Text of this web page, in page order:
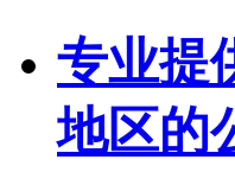
专业提
地区的